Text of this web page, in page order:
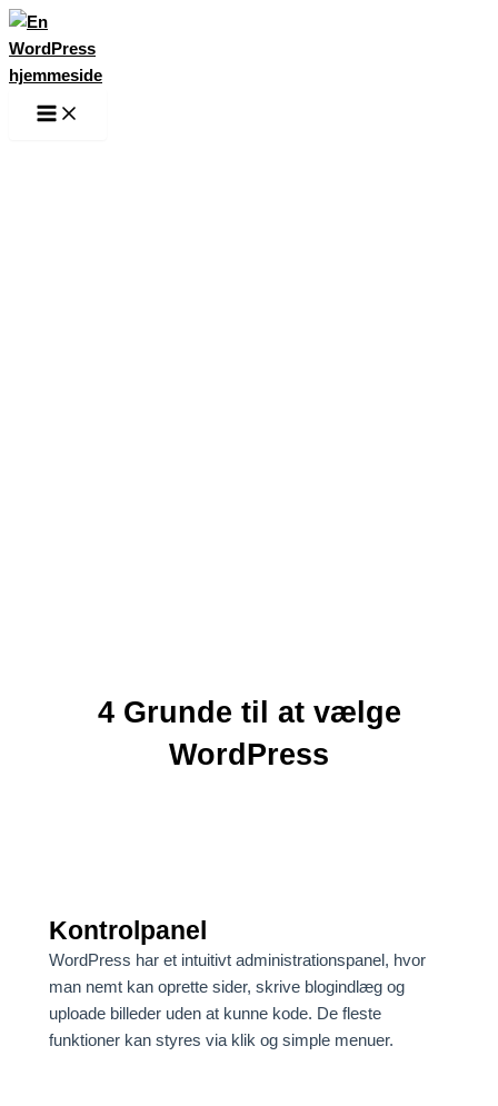
Gå
til
indholdet
Main
Menu
4 Grunde til at vælge
WordPress
Kontrolpanel
WordPress har et intuitivt administrationspanel, hvor
man nemt kan oprette sider, skrive blogindlæg og
uploade billeder uden at kunne kode. De fleste
funktioner kan styres via klik og simple menuer.